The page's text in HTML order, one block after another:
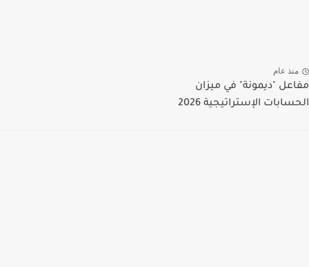
منذ عام
مفاعل "ديمونة" في ميزان
الحسابات الإستراتيجية 2026